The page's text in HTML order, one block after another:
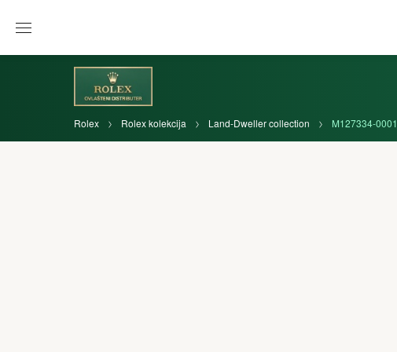
Rolex Rolex kolekcija Land-Dweller collection M127334-0001